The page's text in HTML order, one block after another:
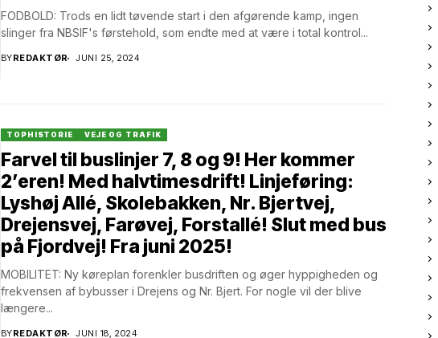
FODBOLD: Trods en lidt tøvende start i den afgørende kamp, ingen
slinger fra NBSIF's førstehold, som endte med at være i total kontrol...
BYREDAKTØR JUNI 25, 2024
TOPHISTORIE VEJE OG TRAFIK
Farvel til buslinjer 7, 8 og 9! Her kommer
2’eren! Med halvtimesdrift! Linjeføring:
Lyshøj Allé, Skolebakken, Nr. Bjertvej,
Drejensvej, Farøvej, Forstallé! Slut med bus
på Fjordvej! Fra juni 2025!
MOBILITET: Ny køreplan forenkler busdriften og øger hyppigheden og
frekvensen af bybusser i Drejens og Nr. Bjert. For nogle vil der blive
længere...
BYREDAKTØR JUNI 18, 2024